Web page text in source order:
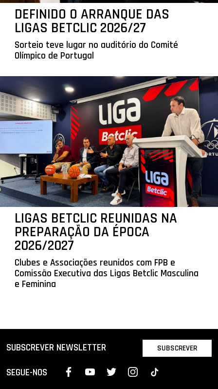
DEFINIDO O ARRANQUE DAS
LIGAS BETCLIC 2026/27
Sorteio teve lugar no auditório do Comité
Olímpico de Portugal
LIGAS BETCLIC REUNIDAS NA
PREPARAÇÃO DA ÉPOCA
2026/2027
Clubes e Associações reunidos com FPB e
Comissão Executiva das Ligas Betclic Masculina
e Feminina
SUBSCREVER NEWSLETTER SUBSCREVER
SEGUE-NOS